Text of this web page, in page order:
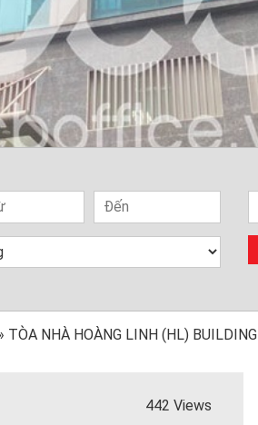
TÒA NHÀ HOÀNG LINH (HL) BUILDING
442 Views